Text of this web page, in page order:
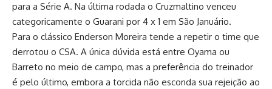
para a Série A. Na última rodada o Cruzmaltino venceu
categoricamente o Guarani por 4 x 1 em São Januário.
Para o clássico Enderson Moreira tende a repetir o time que
derrotou o CSA. A única dúvida está entre Oyama ou
Barreto no meio de campo, mas a preferência do treinador
é pelo último, embora a torcida não esconda sua rejeição ao